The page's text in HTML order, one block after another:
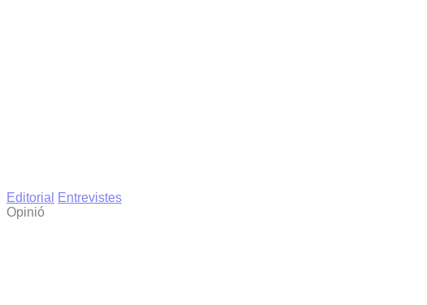
Editorial
Entrevistes
Opinió